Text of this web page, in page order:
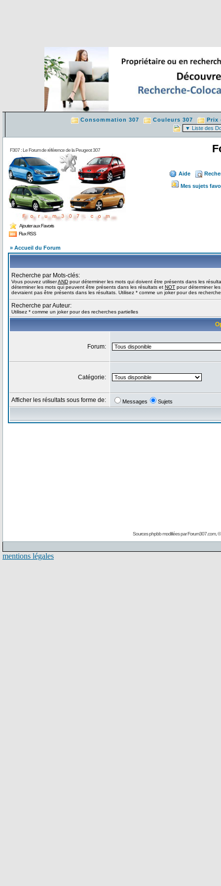
Consommation 307 Couleurs 307 Prix
F307 : Le Forum de référence de la Peugeot 307
Ajouter aux Favoris
Flux RSS
Aide
Mes sujets
» Accueil du Forum
Recherche par Mots-clés:
Vous pouvez utiliserAND pour déterminer les mots qui doivent être présents dans les
déterminer les mots qui peuvent être présents dans les résultats et NOT pour déterminer
devraient pas être présents dans les résultats. Utilisez * comme un joker pour des
Recherche par Auteur:
Utilisez * comme un joker pour des recherches partielles
Forum:
Catégorie:
Afficher les résultats sous forme de: Messages Sujets
Sources phpbb modifiées parForum307.com, ©
mentions légales